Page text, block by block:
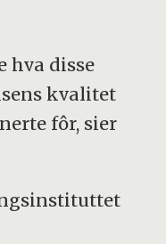
hva disse
kvalitet
fôr, sier